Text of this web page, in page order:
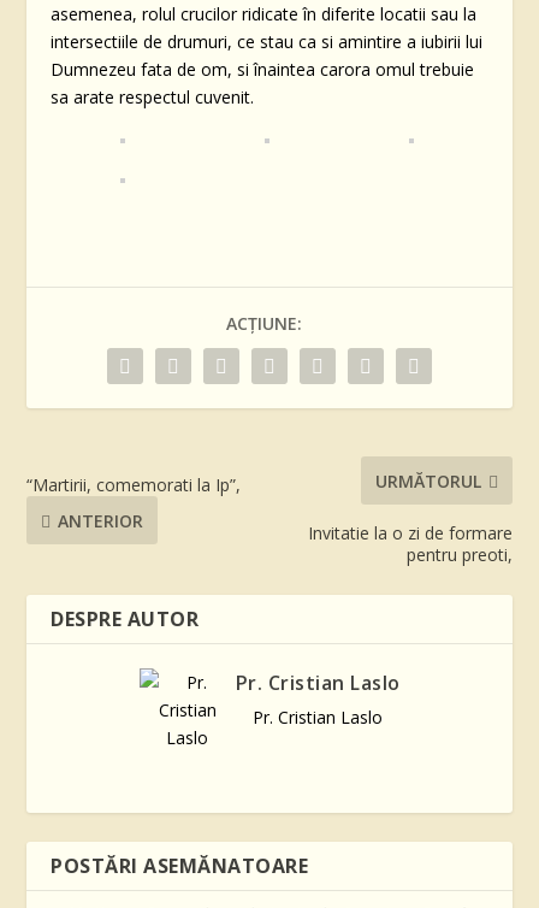
asemenea, rolul crucilor ridicate în diferite locatii sau la
intersectiile de drumuri, ce stau ca si amintire a iubirii lui
Dumnezeu fata de om, si înaintea carora omul trebuie
sa arate respectul cuvenit.
ACȚIUNE:
“Martirii, comemorati la Ip”,
ANTERIOR
URMĂTORUL
Invitatie la o zi de formare
pentru preoti,
DESPRE AUTOR
Pr. Cristian Laslo
Pr. Cristian Laslo
POSTĂRI ASEMĂNATOARE